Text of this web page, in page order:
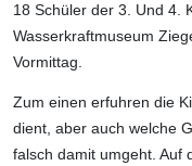
18 Schüler der 3. Und 4.
Wasserkraftmuseum
Vormittag.
Zum einen erfuhren die
dient, aber auch welche
falsch damit umgeht. Auf